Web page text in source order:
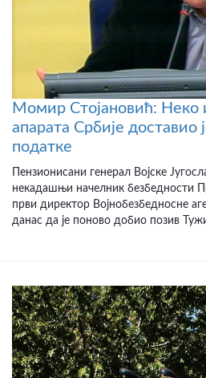
Момир Стојановић: Неко
апарата Србије
податке
Пензионисани генерал Војске
некадашњи начелник безбедности
први директор Војнобезбедносне
данас да је поново добио позив